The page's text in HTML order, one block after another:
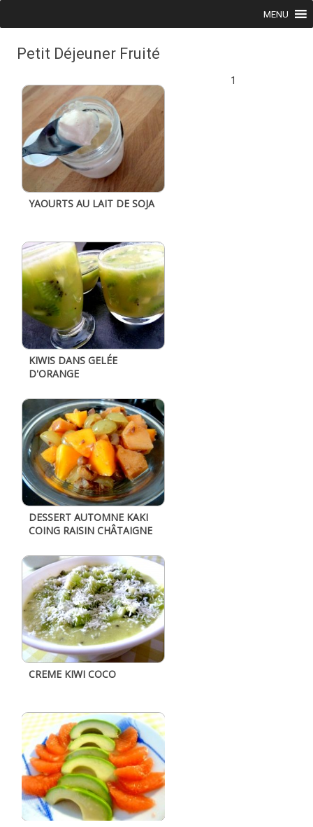
MENU
Petit Déjeuner Fruité
YAOURTS AU LAIT DE SOJA
KIWIS DANS GELÉE
D'ORANGE
DESSERT AUTOMNE KAKI
COING RAISIN CHÂTAIGNE
CREME KIWI COCO
1